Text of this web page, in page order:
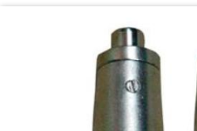
SICUREZZA E